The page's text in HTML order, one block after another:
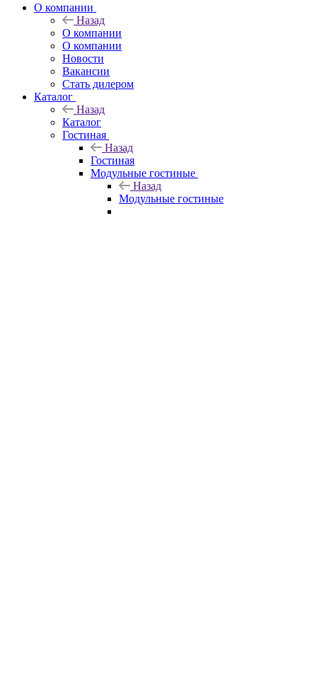
О компании
Назад
О компании
О компании
Новости
Вакансии
Стать дилером
Каталог
Назад
Каталог
Гостиная
Назад
Гостиная
Модульные гостиные
Назад
Модульные гостиные